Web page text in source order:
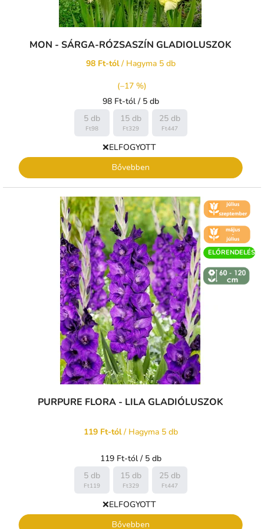
MON - SÁRGA-RÓZSASZÍN GLADIOLUSZOK
98 Ft-tól/ Hagyma 5 db
(–17 %)
Egységár:
98 Ft-tól / 5 db
5 db
Ft98
15 db
Ft329
25 db
Ft447
❌ELFOGYOTT
Bővebben
🌼 KVĚT -
ČERVENEC
🌼 KVĚT -
ČERVEN
ELŐRENDELÉS
↕️ VÝŠKA 60
- 120 CM
PURPURE FLORA - LILA GLADIÓLUSZOK
119 Ft-tól/ Hagyma 5 db
Egységár:
119 Ft-tól / 5 db
5 db
Ft119
15 db
Ft329
25 db
Ft447
❌ELFOGYOTT
Bővebben